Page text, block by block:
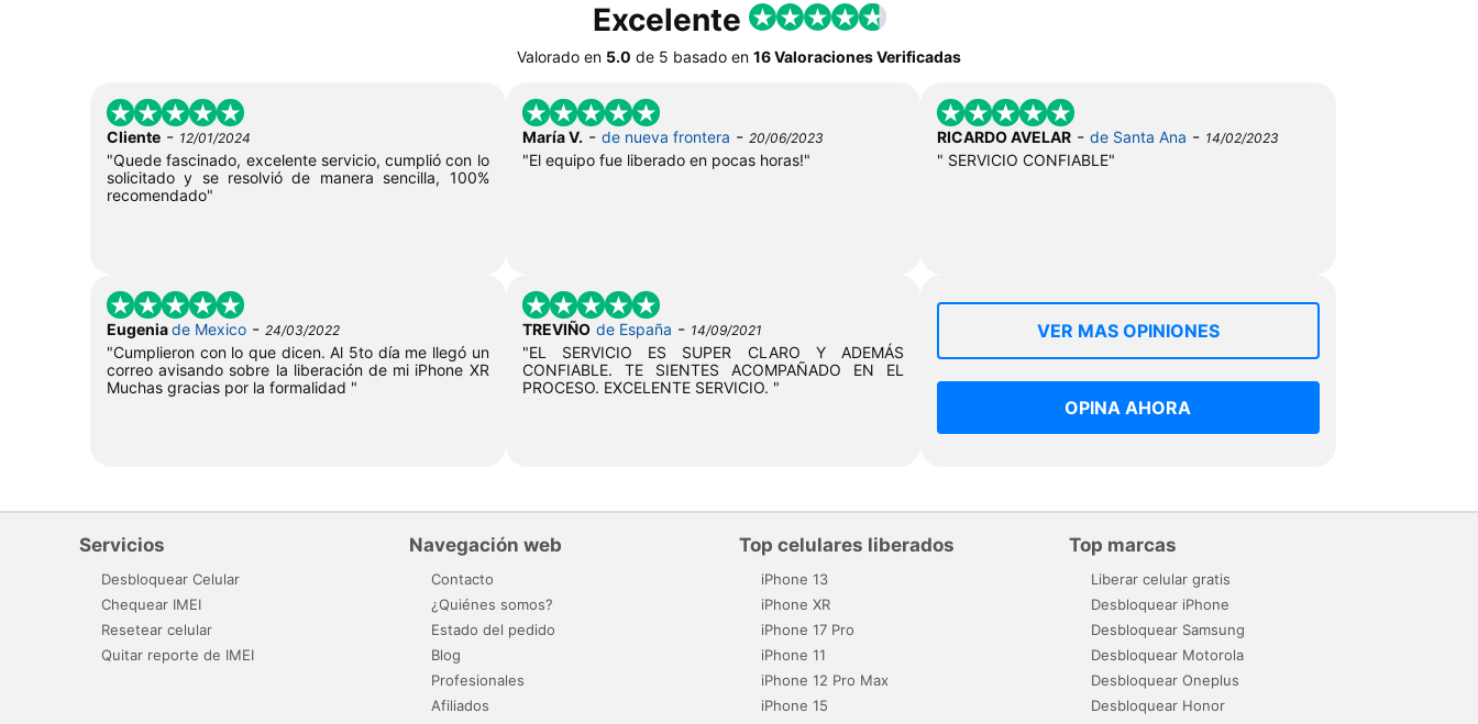
Excelente
Valorado en 5.0 de 5 basado en 16 Valoraciones Verificadas
Cliente - 12/01/2024
"Quede fascinado, excelente servicio, cumplió con lo
solicitado y se resolvió de manera sencilla, 100%
recomendado"
María V. - de nueva frontera - 20/06/2023
"El equipo fue liberado en pocas horas!"
RICARDO AVELAR -de Santa Ana - 14/02/2023
" SERVICIO CONFIABLE"
Eugeniade Mexico - 24/03/2022
"Cumplieron con lo que dicen. Al 5to día me llegó un
correo avisando sobre la liberación de mi iPhone XR
Muchas gracias por la formalidad "
TREVIÑO de España - 14/09/2021
"EL SERVICIO ES SUPER CLARO Y ADEMÁS
CONFIABLE. TE SIENTES ACOMPAÑADO EN EL
PROCESO. EXCELENTE SERVICIO. "
VER MAS OPINIONES
OPINA AHORA
Servicios
Desbloquear Celular
Chequear IMEI
Resetear celular
Quitar reporte de IMEI
Navegación web
Contacto
¿Quiénes somos?
Estado del pedido
Blog
Profesionales
Afiliados
Top celulares liberados
iPhone 13
iPhone XR
iPhone 17 Pro
iPhone 11
iPhone 12 Pro Max
iPhone 15
Top marcas
Liberar celular gratis
Desbloquear iPhone
Desbloquear Samsung
Desbloquear Motorola
Desbloquear Oneplus
Desbloquear Honor